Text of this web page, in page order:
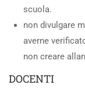
scuola.
non divulgare
averne
non creare
DOCENTI